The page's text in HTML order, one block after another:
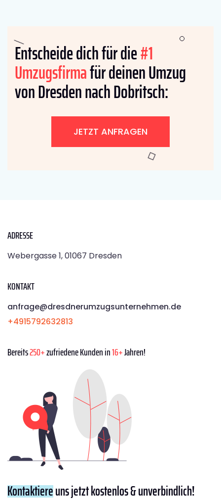
Entscheide dich für die#1
Umzugsfirmafür deinen Umzug
von Dresden nach Dobritsch:
JETZT ANFRAGEN
ADRESSE
Webergasse 1, 01067 Dresden
KONTAKT
anfrage@dresdnerumzugsunternehmen.de
+4915792632813
Bereits250+zufriedene Kunden in16+Jahren!
Kontaktiereuns jetzt kostenlos & unverbindlich!